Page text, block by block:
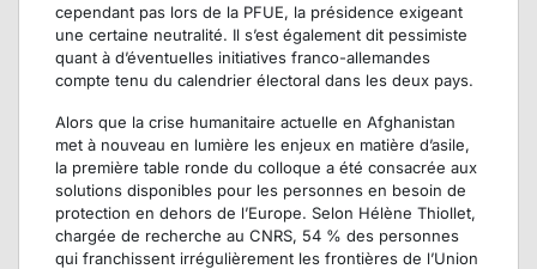
cependant pas lors de la PFUE, la présidence exigeant
une certaine neutralité. Il s’est également dit pessimiste
quant à d’éventuelles initiatives franco-allemandes
compte tenu du calendrier électoral dans les deux pays.
Alors que la crise humanitaire actuelle en Afghanistan
met à nouveau en lumière les enjeux en matière d’asile,
la première table ronde du colloque a été consacrée aux
solutions disponibles pour les personnes en besoin de
protection en dehors de l’Europe. Selon Hélène Thiollet,
chargée de recherche au CNRS, 54 % des personnes
qui franchissent irrégulièrement les frontières de l’Union